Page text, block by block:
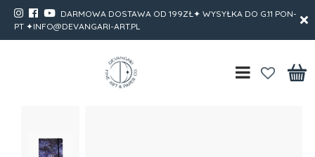
DARMOWA DOSTAWA OD 199ZŁ✦ WYSYŁKA DO G.11 PON-
PT ✦INFO@DEVANGARI-ART.PL